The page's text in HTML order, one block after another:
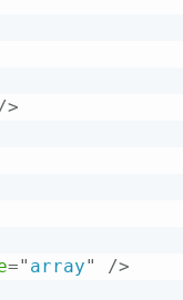
>
=" array" />